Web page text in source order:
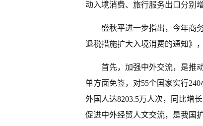
动入境消费、旅行服务出口分别
盛秋平进一步指出，今年商
退税措施扩大入境消费的通知》
首先，加强中外交流，是推
单方面免签，对55个国家实行
外国人达8203.5万人次，同比增
促进中外经贸人文交流，是我国